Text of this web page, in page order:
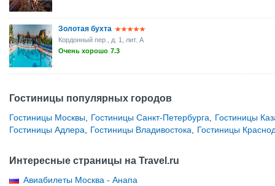
Золотая бухта
Кордонный пер., д. 1, лит. А
Очень хорошо 7.3
Гостиницы популярных городов
Гостиницы Москвы Гостиницы Санкт-Петербурга
Гостиницы
Гостиницы Адлера
Гостиницы Владивостока Гостиницы
Интересные страницы на Travel.ru
Авиабилеты Москва - Анапа